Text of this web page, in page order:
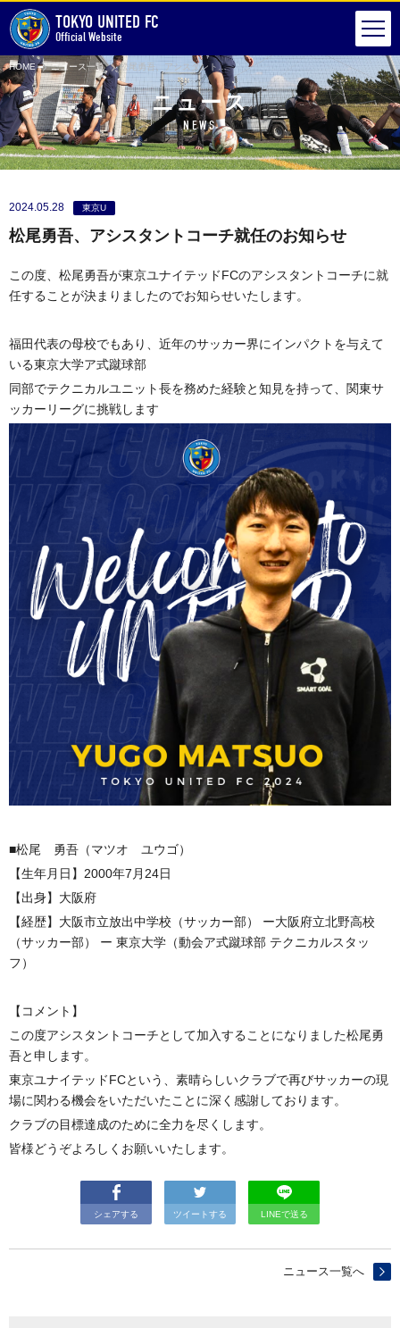
TOKYO UNITED FC
Official Website
HOME ニュース一覧 松尾勇吾、アシスタントコーチ就任のお知らせ
ニュース
NEWS
2024.05.28 東京U
松尾勇吾、アシスタントコーチ就任のお知らせ
この度、松尾勇吾が東京ユナイテッドFCのアシスタントコーチに就
任することが決まりましたのでお知らせいたします。
福田代表の母校でもあり、近年のサッカー界にインパクトを与えて
いる東京大学ア式蹴球部
同部でテクニカルユニット長を務めた経験と知見を持って、関東サ
ッカーリーグに挑戦します
■松尾 勇吾（マツオ ユウゴ）
【生年月日】2000年7月24日
【出身】大阪府
【経歴】大阪市立放出中学校（サッカー部） ー大阪府立北野高校
（サッカー部） ー 東京大学（動会ア式蹴球部 テクニカルスタッ
フ）
【コメント】
この度アシスタントコーチとして加入することになりました松尾勇
吾と申します。
東京ユナイテッドFCという、素晴らしいクラブで再びサッカーの現
場に関わる機会をいただいたことに深く感謝しております。
クラブの目標達成のために全力を尽くします。
皆様どうぞよろしくお願いいたします。
シェアする ツイートする LINEで送る
ニュース一覧へ